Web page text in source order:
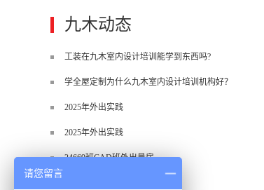
九木动态
工装在九木室内设计培训能学到东西吗?
学全屋定制为什么九木室内设计培训机构好？
2025年外出实践
2025年外出实践
24669班CAD班外出量房
请您留言